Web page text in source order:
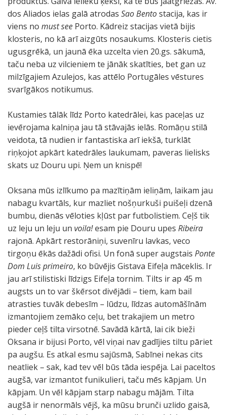
dos Aliados ielas galā atrodas Sao Bentostacija, kas ir
viens no must see Porto. Kādreiz stacijas vietā bijis
klosteris, no kā arī aizgūts nosaukums. Klosteris cietis
ugusgrēkā, un jaunā ēka uzcelta vien 20.gs. sākumā,
taču neba uz vilcieniem te jānāk skatīties, bet gan uz
milzīgajiem Azulejos, kas attēlo Portugāles vēstures
svarīgākos notikumus.
Kustamies tālāk līdz Porto katedrālei, kas paceļas uz
ievērojama kalniņa jau tā stāvajās ielās. Romāņu stilā
veidota, tā nudien ir fantastiska arī iekšā, turklāt
riņķojot apkārt katedrāles laukumam, paveras lielisks
skats uz Douru upi. Ņem un knispē!
Oksana mūs izlīkumo pa mazītiņām ieliņām, laikam jau
nabagu kvartāls, kur mazliet nošņurkuši puišeļi dzenā
bumbu, dienās vēloties kļūst par futbolistiem. Ceļš tik
uz leju un leju un voila!esam pie Douru upes Ribeira
rajonā. Apkārt restorāniņi, suvenīru lavkas, veco
tirgoņu ēkās dažādi ofisi. Un fonā super augstais Ponte
Dom Luis primeiro, ko būvējis Gistava Eifeļa māceklis. Ir
jau arī stilistiski līdzigs Eifeļa tornim. Tilts ir ap 45 m
augsts un to var škērsot divējādi – tiem, kam bail
atrasties tuvāk debesīm – lūdzu, līdzas automāšīnām
izmantojiem zemāko ceļu, bet trakajiem un metro
pieder ceļš tilta virsotnē. Savādā kārtā, lai cik bieži
Oksana ir bijusi Porto, vēl viņai nav gadījies tiltu pāriet
pa augšu. Es atkal esmu sajūsmā, Sabīnei nekas cits
neatliek – sak, kad tev vēl būs tāda iespēja. Lai paceltos
augšā, var izmantot funikulieri, taču mēs kāpjam. Un
kāpjam. Un vēl kāpjam starp nabagu mājām. Tilta
augšā ir nenormāls vējš, ka mūsu brunči uzlido gaisā,